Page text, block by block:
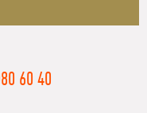
60 40